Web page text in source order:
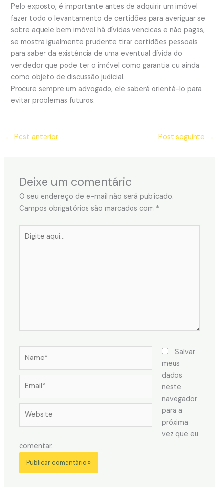
Pelo exposto, é importante antes de adquirir um imóvel
fazer todo o levantamento de certidões para averiguar se
sobre aquele bem imóvel há dívidas vencidas e não pagas,
se mostra igualmente prudente tirar certidões pessoais
para saber da existência de uma eventual dívida do
vendedor que pode ter o imóvel como garantia ou ainda
como objeto de discussão judicial.
Procure sempre um advogado, ele saberá orientá-lo para
evitar problemas futuros.
← Post anterior Post seguinte →
Deixe um comentário
O seu endereço de e-mail não será publicado.
Campos obrigatórios são marcados com *
aqui...
Salvar
meus
dados
neste
navegador
para a
próxima
vez que eu
comentar.